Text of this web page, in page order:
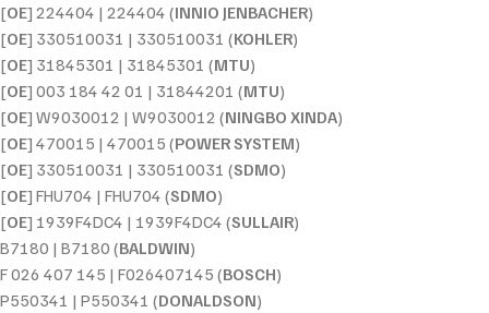
[OE] 224404 | 224404 (INNIO JENBACHER)
[OE] 330510031 | 330510031 (KOHLER)
[OE] 31845301 | 31845301 (MTU)
[OE] 003 184 42 01 | 31844201 (MTU)
[OE] W9030012 | W9030012 (NINGBO XINDA)
[OE] 470015 | 470015 (POWER SYSTEM)
[OE] 330510031 | 330510031 (SDMO)
[OE] FHU704 | FHU704 (SDMO)
[OE] 1939F4DC4 | 1939F4DC4 (SULLAIR)
B7180 | B7180 (BALDWIN)
F 026 407 145 | F026407145 (BOSCH)
P550341 | P550341 (DONALDSON)